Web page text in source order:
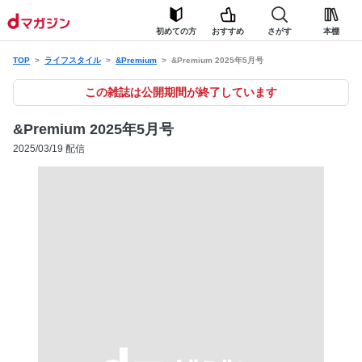
初めての方 おすすめ さがす 本棚
TOP ライフスタイル &Premium &Premium 2025年5月号
この雑誌は公開期間が終了しています
&Premium 2025年5月号
2025/03/19 配信